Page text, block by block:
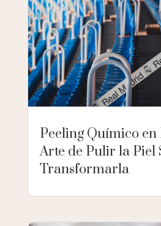
Peeling Químico
Arte de Pulir la Piel
Transformarla